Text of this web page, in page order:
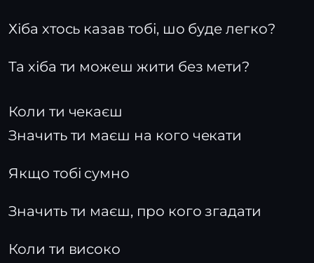
Хіба хтось казав тобі, шо буде легко?
Та хіба ти можеш жити без мети?
Коли ти чекаєш
Значить ти маєш на кого чекати
Якщо тобі сумно
Значить ти маєш, про кого згадати
Коли ти високо